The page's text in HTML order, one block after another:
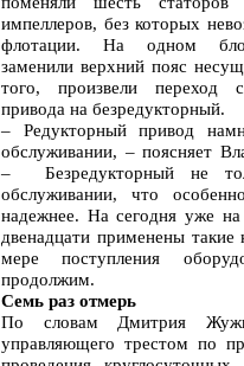
импеллеров, без которых
флотации. На одном
заменили верхний пояс
того, произвели переход
привода на безредукторный.
– Редукторный привод
обслуживании, – поясняет
– Безредукторный не
обслуживании, что
надежнее. На сегодня уже
двенадцати применены такие
мере поступления
продолжим.
Семь раз отмерь
По словам Дмитрия
управляющего трестом по